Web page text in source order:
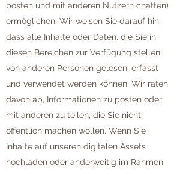
posten und mit anderen Nutzern chatten)
ermöglichen. Wir weisen Sie darauf hin,
dass alle Inhalte oder Daten, die Sie in
diesen Bereichen zur Verfügung stellen,
von anderen Personen gelesen, erfasst
und verwendet werden können. Wir raten
davon ab, Informationen zu posten oder
mit anderen zu teilen, die Sie nicht
öffentlich machen wollen. Wenn Sie
Inhalte auf unseren digitalen Assets
hochladen oder anderweitig im Rahmen